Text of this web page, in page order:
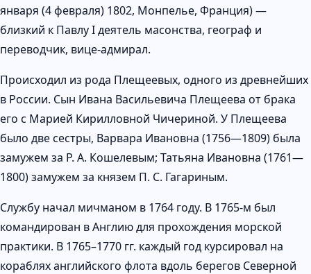
января (4 февраля) 1802, Монпелье, Франция) —
близкий к Павлу I деятель масонства, географ и
переводчик, вице-адмирал.
Происходил из рода Плещеевых, одного из древнейших
в России. Сын Ивана Васильевича Плещеева от брака
его с Марией Кирилловной Чичериной. У Плещеева
было две сестры, Варвара Ивановна (1756—1809) была
замужем за Р. А. Кошелевым; Татьяна Ивановна (1761—
1800) замужем за князем П. С. Гагариным.
Службу начал мичманом в 1764 году. В 1765-м был
командирован в Англию для прохождения морской
практики. В 1765–1770 гг. каждый год курсировал на
кораблях английского флота вдоль берегов Северной